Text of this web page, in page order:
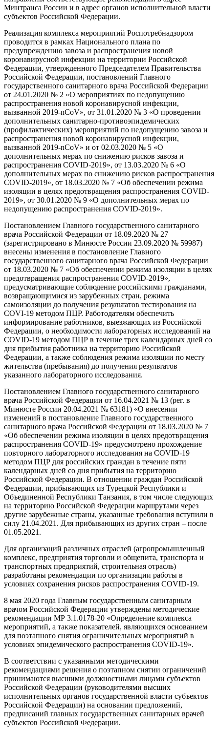
Минтранса России и в адрес органов исполнительной власти
субъектов Российской Федерации.
Реализация комплекса мероприятий Роспотребнадзором
проводится в рамках Национального плана по
предупреждению завоза и распространения новой
коронавирусной инфекции на территории Российской
Федерации, утвержденного Председателем Правительства
Российской Федерации, постановлений Главного
государственного санитарного врача Российской Федерации
от 24.01.2020 № 2 «О мероприятиях по недопущению
распространения новой коронавирусной инфекции,
вызванной 2019-nCoV», от 31.01.2020 № 3 «О проведении
дополнительных санитарно-противоэпидемических
(профилактических) мероприятий по недопущению завоза и
распространения новой коронавирусной инфекции,
вызванной 2019-nCoV» и от 02.03.2020 № 5 «О
дополнительных мерах по снижению рисков завоза и
распространения COVID-2019», от 13.03.2020 № 6 «О
дополнительных мерах по снижению рисков распространения
COVID-2019», от 18.03.2020 № 7 «Об обеспечении режима
изоляции в целях предотвращения распространения COVID-
2019», от 30.01.2020 № 9 «О дополнительных мерах по
недопущению распространения COVID-2019».
Постановлением Главного государственного санитарного
врача Российской Федерации от 18.09.2020 № 27
(зарегистрировано в Минюсте России 23.09.2020 № 59987)
внесены изменения в постановление Главного
государственного санитарного врача Российской Федерации
от 18.03.2020 № 7 «Об обеспечении режима изоляции в целях
предотвращения распространения COVID-2019»,
предусматривающие соблюдение российскими гражданами,
возвращающимися из зарубежных стран, режима
самоизоляции до получения результатов тестирования на
COVI-19 методом ПЦР. Работодателям обеспечить
информирование работников, выезжающих из Российской
Федерации, о необходимости лабораторных исследований на
COVID-19 методом ПЦР в течение трех календарных дней со
дня прибытия работника на территорию Российской
Федерации, а также соблюдения режима изоляции по месту
жительства (пребывания) до получения результатов
указанного лабораторного исследования.
Постановлением Главного государственного санитарного
врача Российской Федерации от 16.04.2021 № 13 (рег. в
Минюсте России 20.04.2021 № 63181) «О внесении
изменений в постановление Главного государственного
санитарного врача Российской Федерации от 18.03.2020 № 7
«Об обеспечении режима изоляции в целях предотвращения
распространения COVID-19» предусмотрено прохождение
повторного лабораторного исследования на COVID-19
методом ПЦР для российских граждан в течение пяти
календарных дней со дня прибытия на территорию
Российской Федерации. В отношении граждан Российской
Федерации, прибывающих из Турецкой Республики и
Объединенной Республики Танзания, в том числе следующих
на территорию Российской Федерации маршрутами через
другие зарубежные страны, указанные требования вступили в
силу 21.04.2021. Для прибывающих из других стран – после
01.05.2021.
Для организаций различных отраслей (агропромышленный
комплекс, предприятия торговли и общепита, транспорта и
транспортных предприятий, строительная отрасль)
разработаны рекомендации по организации работы в
условиях сохранения рисков распространения COVID-19.
8 мая 2020 года Главным государственным санитарным
врачом Российской Федерации утверждены методические
рекомендации МР 3.1.0178-20 «Определение комплекса
мероприятий, а также показателей, являющихся основанием
для поэтапного снятия ограничительных мероприятий в
условиях эпидемического распространения COVID-19».
В соответствии с указанными методическими
рекомендациями решения о поэтапном снятии ограничений
принимаются высшими должностными лицами субъектов
Российской Федерации (руководителями высших
исполнительных органов государственной власти субъектов
Российской Федерации) на основании предложений,
предписаний главных государственных санитарных врачей
субъектов Российской Федерации.